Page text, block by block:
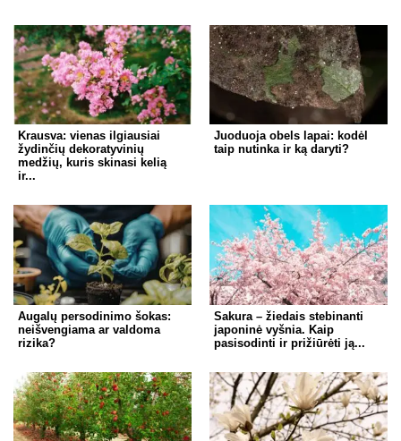
Krausva: vienas ilgiausiai
žydinčių dekoratyvinių
medžių, kuris skinasi kelią
ir...
Juoduoja obels lapai: kodėl
taip nutinka ir ką daryti?
Augalų persodinimo šokas:
neišvengiama ar valdoma
rizika?
Sakura – žiedais stebinanti
japoninė vyšnia. Kaip
pasisodinti ir prižiūrėti ją...